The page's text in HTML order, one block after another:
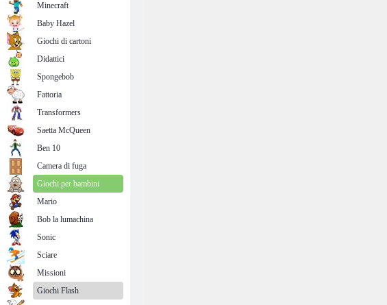
Minecraft
Baby Hazel
Giochi di cartoni
Didattici
Spongebob
Fattoria
Transformers
Saetta McQueen
Ben 10
Camera di fuga
Giochi per bambini
Mario
Bob la lumachina
Sonic
Sciare
Missioni
Giochi Flash